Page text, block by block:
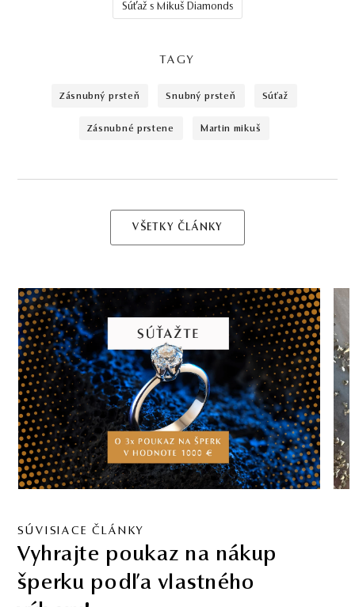
Súťaž s Mikuš Diamonds
TAGY
zásnubný prsteň snubný prsteň súťaž
zásnubné prstene martin mikuš
VŠETKY ČLÁNKY
SÚVISIACE ČLÁNKY
Vyhrajte poukaz na nákup
šperku podľa vlastného